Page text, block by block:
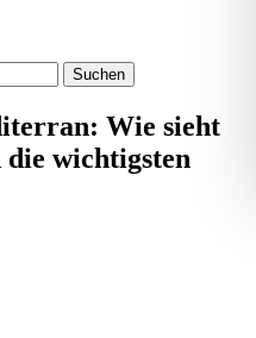
Wie sieht
die wichtigsten